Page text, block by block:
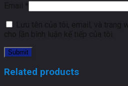
Email *
Lưu tên của tôi, email, và trang
cho lần bình luận kế tiếp của tôi.
Related products